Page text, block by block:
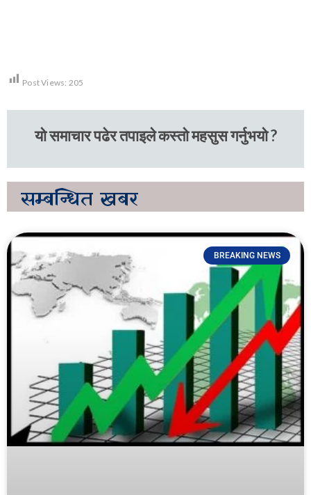
Post Views: 205
यो समाचार पढेर तपाइले कस्तो महसुस गर्नुभयो ?
सम्बन्धित खबर
BREAKING NEWS